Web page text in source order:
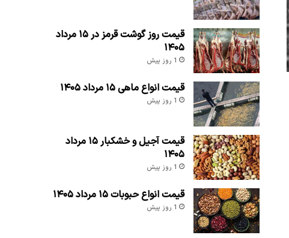
قیمت روز گوشت قرمز در ۱۵ مرداد
۱۴۰۵
1 روز پیش
قیمت انواع ماهی ۱۵ مرداد ۱۴۰۵
1 روز پیش
قیمت آجیل و خشکبار ۱۵ مرداد
۱۴۰۵
1 روز پیش
قیمت انواع حبوبات ۱۵ مرداد ۱۴۰۵
1 روز پیش